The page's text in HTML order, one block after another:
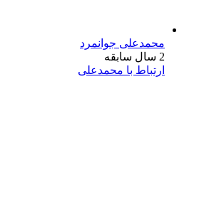
محمدعلی جوانمرد
2 سال سابقه
ارتباط با محمدعلی